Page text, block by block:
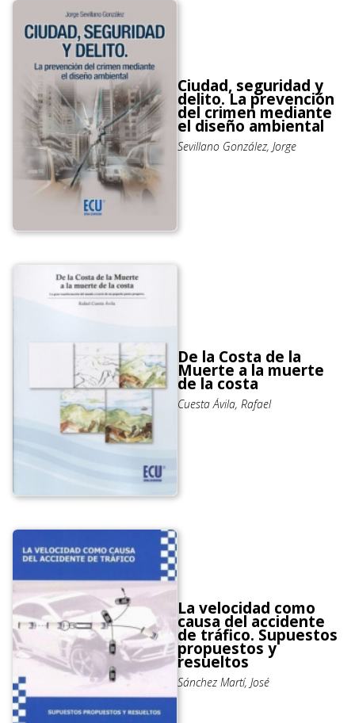
Ciudad, seguridad y
delito. La prevención
del crimen mediante
el diseño ambiental
Sevillano González, Jorge
De la Costa de la
Muerte a la muerte
de la costa
Cuesta Ávila, Rafael
La velocidad como
causa del accidente
de tráfico. Supuestos
propuestos y
resueltos
Sánchez Martí, José